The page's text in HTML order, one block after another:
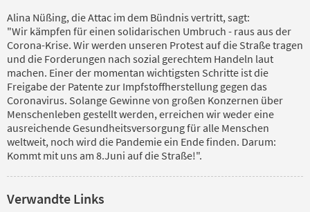
Alina Nüßing, die Attac im dem Bündnis vertritt, sagt:
"Wir kämpfen für einen solidarischen Umbruch - raus aus der
Corona-Krise. Wir werden unseren Protest auf die Straße tragen
und die Forderungen nach sozial gerechtem Handeln laut
machen. Einer der momentan wichtigsten Schritte ist die
Freigabe der Patente zur Impfstoffherstellung gegen das
Coronavirus. Solange Gewinne von großen Konzernen über
Menschenleben gestellt werden, erreichen wir weder eine
ausreichende Gesundheitsversorgung für alle Menschen
weltweit, noch wird die Pandemie ein Ende finden. Darum:
Kommt mit uns am 8.Juni auf die Straße!".
Verwandte Links